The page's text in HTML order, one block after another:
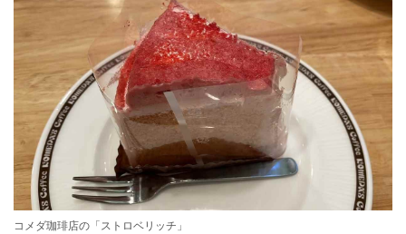
コメダ珈琲店の「ストロベリッチ」